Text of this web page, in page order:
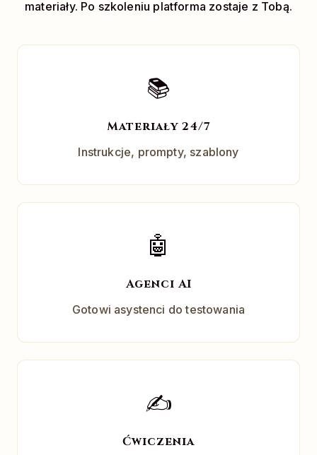
materiały. Po szkoleniu platforma zostaje z Tobą.
📚
Materiały 24/7
Instrukcje, prompty, szablony
🤖
Agenci AI
Gotowi asystenci do testowania
✍
Ćwiczenia